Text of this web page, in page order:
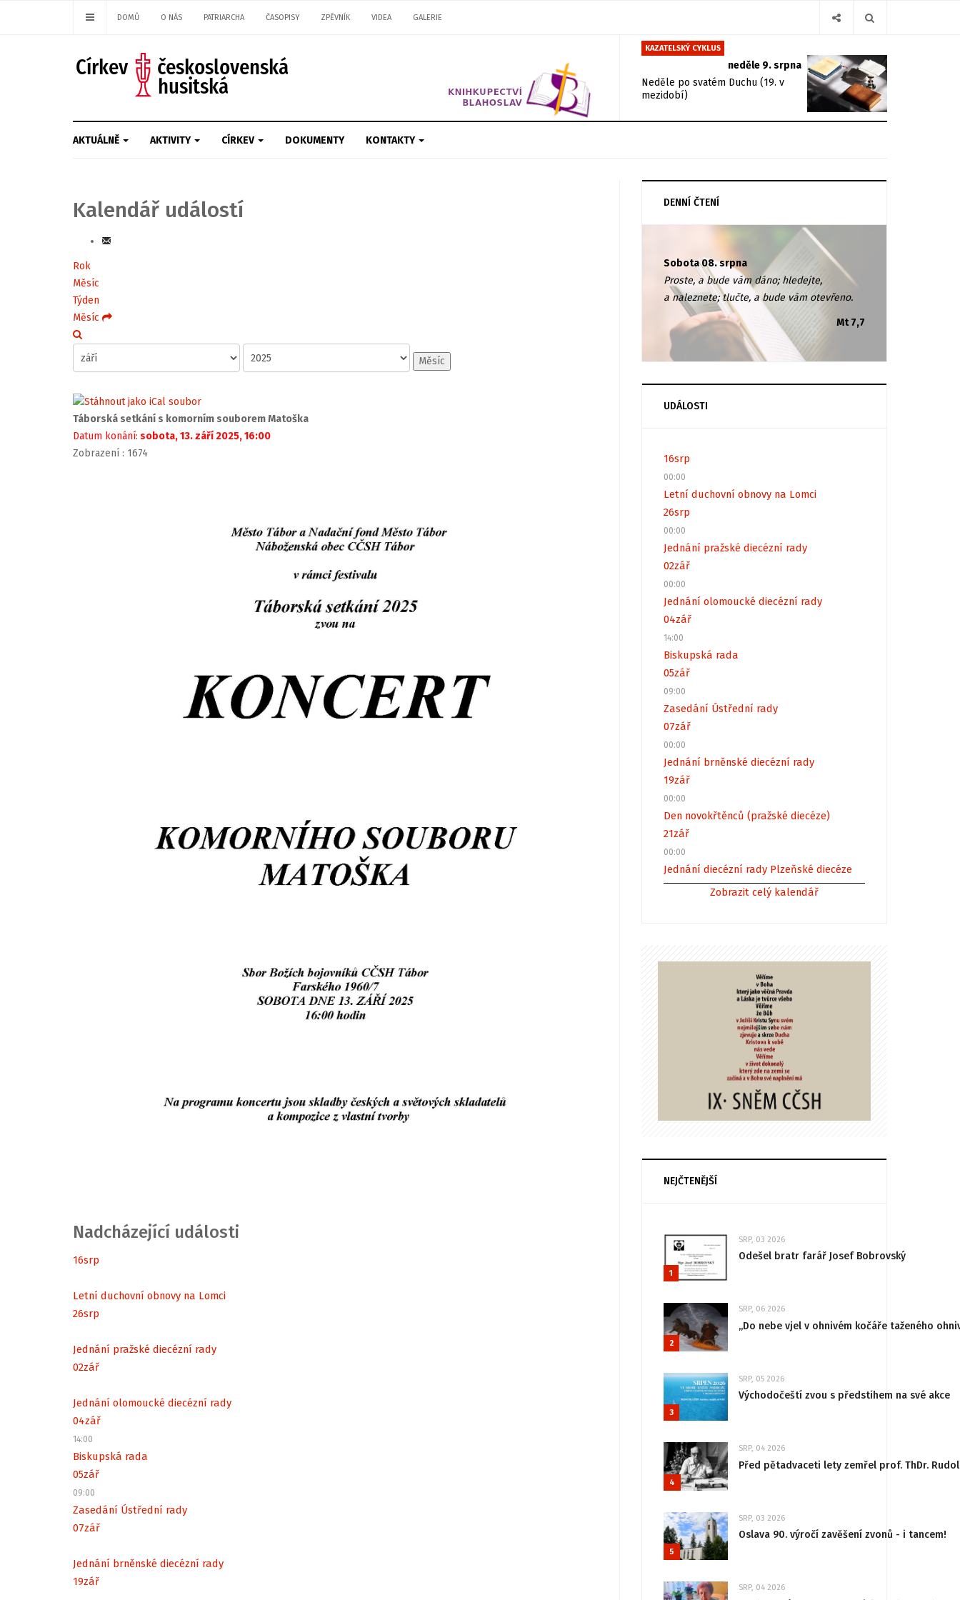
DOMŮ O NÁS PATRIARCHA ČASOPISY ZPĚVNÍK VIDEA GALERIE
KAZATELSKÝ CYKLUS
neděle 9. srpna
Neděle po svatém Duchu (19. v
mezidobí)
AKTUÁLNĚ AKTIVITY CÍRKEV DOKUMENTY KONTAKTY
Kalendář událostí
Rok
Měsíc
Týden
Měsíc
Měsíc
Táborská setkání s komorním souborem Matoška
Datum konání: sobota, 13. září 2025, 16:00
Zobrazení : 1674
Nadcházející události
16srp
Letní duchovní obnovy na Lomci
26srp
Jednání pražské diecézní rady
02zář
Jednání olomoucké diecézní rady
04zář
14:00
Biskupská rada
05zář
09:00
Zasedání Ústřední rady
07zář
Jednání brněnské diecézní rady
19zář
DENNÍ ČTENÍ
Sobota 08. srpna
Proste, a bude vám dáno; hledejte,
a naleznete; tlučte, a bude vám otevřeno.
Mt 7,7
UDÁLOSTI
16srp
00:00
Letní duchovní obnovy na Lomci
26srp
00:00
Jednání pražské diecézní rady
02zář
00:00
Jednání olomoucké diecézní rady
04zář
14:00
Biskupská rada
05zář
09:00
Zasedání Ústřední rady
07zář
00:00
Jednání brněnské diecézní rady
19zář
00:00
Den novokřtěnců (pražské diecéze)
21zář
00:00
Jednání diecézní rady Plzeňské diecéze
Zobrazit celý kalendář
NEJČTENĚJŠÍ
1
SRP, 03 2026
Odešel bratr farář Josef Bobrovský
2
SRP, 06 2026
„Do nebe vjel v ohnivém kočáře taženého
3
SRP, 05 2026
Východočeští zvou s předstihem na své akce
4
SRP, 04 2026
Před pětadvaceti lety zemřel prof. ThDr.
5
SRP, 03 2026
Oslava 90. výročí zavěšení zvonů - i tancem!
SRP, 04 2026